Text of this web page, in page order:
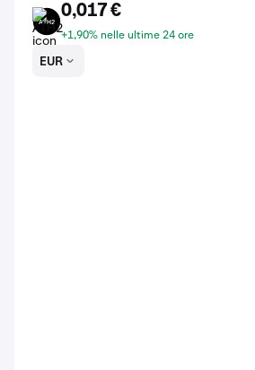
ATH2
0,017 €
+1,90% nelle ultime 24 ore
EUR